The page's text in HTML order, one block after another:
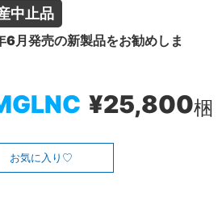
中止品
月発売の新製品をお勧めしま
¥25,800梱
お気に入り